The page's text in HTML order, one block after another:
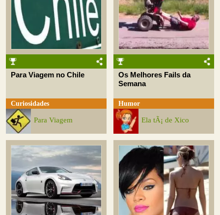
Para Viagem no Chile
Curiosidades
Para Viagem
Os Melhores Fails da
Semana
Humor
Ela tÃ¡ de Xico